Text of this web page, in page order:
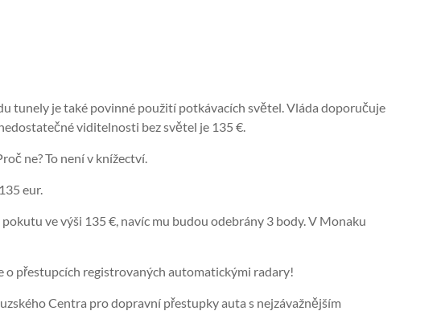
tunely je také povinné použití potkávacích světel. Vláda doporučuje
viditelnosti bez světel je 135 €.
ne? To není v knížectví.
eur.
ve výši 135 €, navíc mu budou odebrány 3 body. V Monaku
o přestupcích registrovaných automatickými radary!
Centra pro dopravní přestupky auta s nejzávažnějším